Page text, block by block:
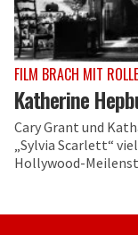
FILM BRACH MIT
Katherine
Cary Grant und
„Sylvia Scarlett“
Hollywood-